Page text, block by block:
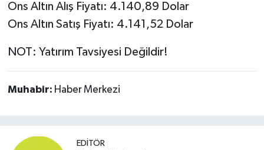
Ons Altın Alış Fiyatı: 4.140,89 Dolar
Ons Altın Satış Fiyatı: 4.141,52 Dolar
NOT: Yatırım Tavsiyesi Değildir!
Muhabir: Haber Merkezi
EDITÖR